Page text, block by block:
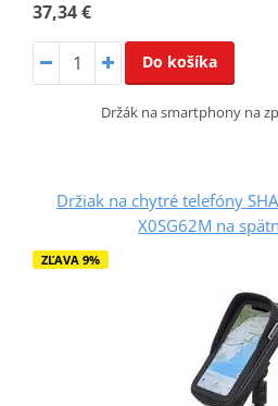
37,34 €
Do košíka
Držák na smartphony na
Držiak na chytré telefóny
X0SG62M na
ZĽAVA 9%